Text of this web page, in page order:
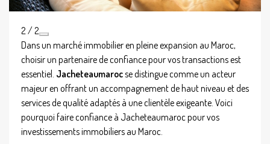
2 / 2
Dans un marché immobilier en pleine expansion au Maroc,
choisir un partenaire de confiance pour vos transactions est
essentiel. Jacheteaumarocse distingue comme un acteur
majeur en offrant un accompagnement de haut niveau et des
services de qualité adaptés à une clientèle exigeante. Voici
pourquoi faire confiance à Jacheteaumaroc pour vos
investissements immobiliers au Maroc.